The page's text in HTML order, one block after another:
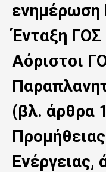
Ένταξη
Αόριστοι
(βλ. άρθρα
Ενέργειας,